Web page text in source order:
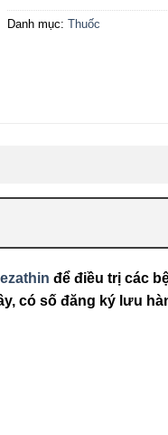
Danh mục: Thuốc
để điều trị các
có số đăng ký lưu